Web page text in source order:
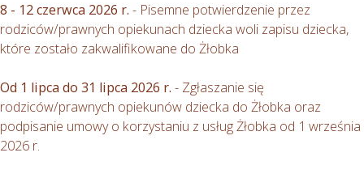
8 - 12 czerwca 2026 r. - Pisemne potwierdzenie przez
rodziców/prawnych opiekunach dziecka woli zapisu dziecka,
które zostało zakwalifikowane do Żłobka
Od 1 lipca do 31 lipca 2026 r. - Zgłaszanie się
rodziców/prawnych opiekunów dziecka do Żłobka oraz
podpisanie umowy o korzystaniu z usług Żłobka od 1 września
2026 r.